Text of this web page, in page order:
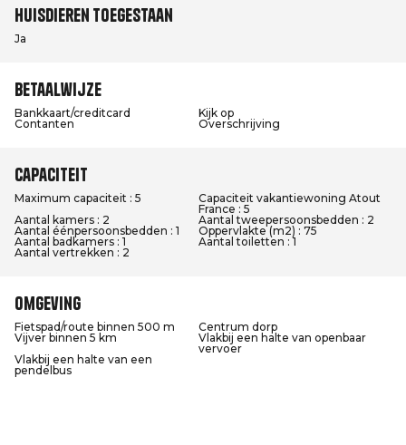
Huisdieren toegestaan
Ja
Betaalwijze
Bankkaart/creditcard
Kijk op
Contanten
Overschrijving
Capaciteit
Maximum capaciteit : 5
Capaciteit vakantiewoning Atout
France : 5
Aantal kamers : 2
Aantal tweepersoonsbedden : 2
Aantal éénpersoonsbedden : 1
Oppervlakte (m2) : 75
Aantal badkamers : 1
Aantal toiletten : 1
Aantal vertrekken : 2
Omgeving
Fietspad/route binnen 500 m
Centrum dorp
Vijver binnen 5 km
Vlakbij een halte van openbaar
vervoer
Vlakbij een halte van een
pendelbus